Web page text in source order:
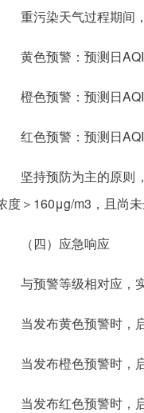
重污染天气过程期间
黄色预警：预测日
橙色预警：预测日
红色预警：预测日
坚持预防为主的原则
度＞160μg/m3，且尚
（四）应急响应
与预警等级相对应，
当发布黄色预警时，
当发布橙色预警时，
当发布红色预警时，